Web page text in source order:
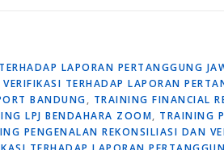
LAPORAN PERTANGGUNG
TERHADAP LAPORAN
BANDUNG, TRAINING FINANCIAL
LPJ BENDAHARA ZOOM, TRAINING
PENGENALAN REKONSILIASI DAN